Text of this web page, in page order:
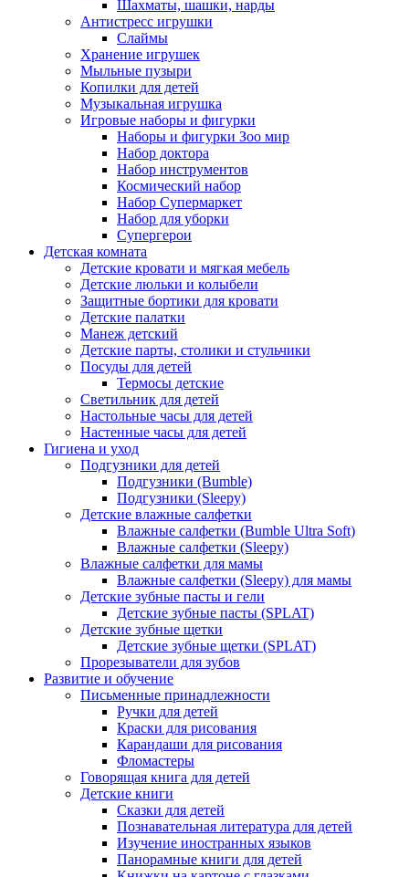
Шахматы, шашки, нарды
Антистресс игрушки
Слаймы
Хранение игрушек
Мыльные пузыри
Копилки для детей
Музыкальная игрушка
Игровые наборы и фигурки
Наборы и фигурки Зоо мир
Набор доктора
Набор инструментов
Космический набор
Hабор Супермаркет
Набор для уборки
Супергерои
Детская комната
Детские кровати и мягкая мебель
Детские люльки и колыбели
Защитные бортики для кровати
Детские палатки
Манеж детский
Детские парты, столики и стульчики
Посуды для детей
Термосы детские
Светильник для детей
Настольные часы для детей
Настенные часы для детей
Гигиена и уход
Подгузники для детей
Подгузники (Bumble)
Подгузники (Sleepy)
Детские влажные салфетки
Влажные салфетки (Bumble Ultra Soft)
Влажные салфетки (Sleepy)
Влажные салфетки для мамы
Влажные салфетки (Sleepy) для мамы
Детские зубные пасты и гели
Детские зубные пасты (SPLAT)
Детские зубные щетки
Детские зубные щетки (SPLAT)
Прорезыватели для зубов
Развитие и обучение
Письменные принадлежности
Ручки для детей
Краски для рисования
Карандаши для рисования
Фломастеры
Говорящая книга для детей
Детские книги
Сказки для детей
Познавательная литература для детей
Изучение иностранных языков
Панорамные книги для детей